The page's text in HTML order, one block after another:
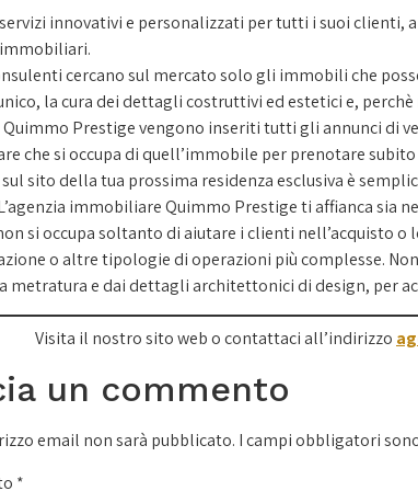
innovativi e personalizzati per tutti i suoi clienti,
cercano sul mercato solo gli immobili che
la cura dei dettagli costruttivi ed estetici e,
Quimmo Prestige vengono inseriti tutti gli annunci di
che si occupa di quell’immobile per prenotare subito
sul sito della tua prossima residenza esclusiva è
immobiliare Quimmo Prestige ti affianca
si occupa soltanto di aiutare i clienti nell’acquisto
o altre tipologie di operazioni più complesse.
metratura e dai dettagli architettonici di design, per
Visita il nostro sito web o contattaci all’indirizzo
un commento
email non sarà pubblicato. I campi obbligatori
*